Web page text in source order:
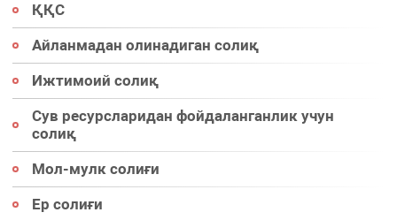
ҚҚС
Айланмадан олинадиган солиқ
Ижтимоий солиқ
Сув ресурсларидан фойдаланганлик учун
солиқ
Мол-мулк солиғи
Ер солиғи